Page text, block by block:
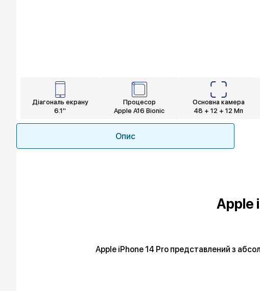
Діагональ екрану
6.1"
Процесор
Apple A16 Bionic
Основна камера
48 + 12 + 12 Мп
Опис
Apple
Apple iPhone 14 Pro представлений з